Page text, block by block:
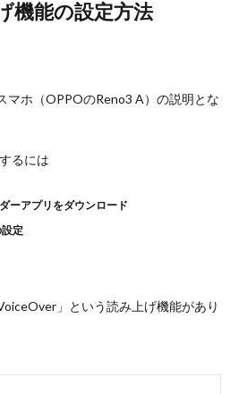
機能の設定方法
マホ（OPPOのReno3 A）の説明とな
るには
ーアプリをダウンロード
定
」という読み上げ機能があり